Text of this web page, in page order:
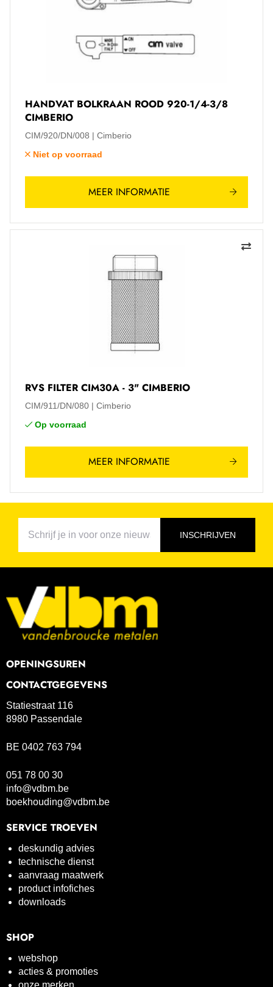
HANDVAT BOLKRAAN ROOD 920-1/4-3/8
CIMBERIO
CIM/920/DN/008
Cimberio
Niet op voorraad
MEER INFORMATIE
RVS FILTER CIM30A - 3" CIMBERIO
CIM/911/DN/080
Cimberio
Op voorraad
MEER INFORMATIE
INSCHRIJVEN
OPENINGSUREN
CONTACTGEGEVENS
Statiestraat 116
8980 Passendale
BE 0402 763 794
051 78 00 30
info@vdbm.be
boekhouding@vdbm.be
SERVICE TROEVEN
deskundig advies
technische dienst
aanvraag maatwerk
product infofiches
downloads
SHOP
webshop
acties & promoties
onze merken